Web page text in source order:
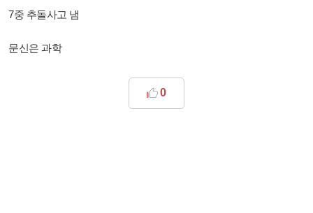
7중 추돌사고 냄
문신은 과학
0